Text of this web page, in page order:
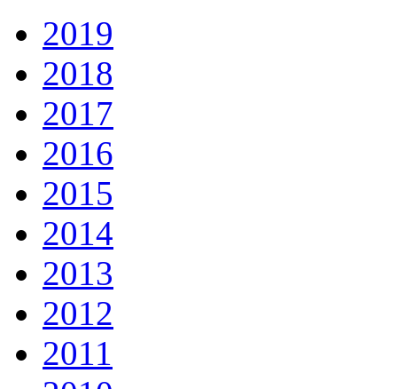
2019
2018
2017
2016
2015
2014
2013
2012
2011